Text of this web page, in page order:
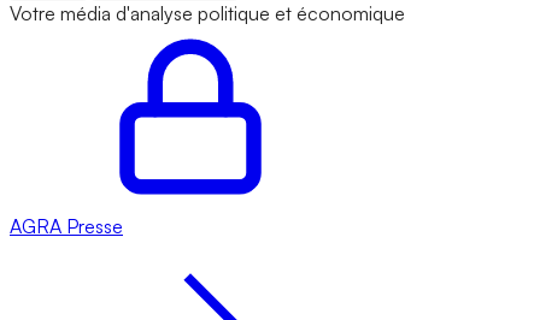
Votre média d'analyse politique et économique
AGRA Presse